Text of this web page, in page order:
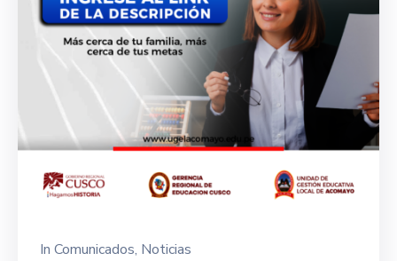
In Comunicados‚ Noticias